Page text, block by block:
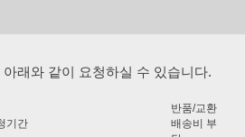
래와 같이 요청하실 수 있습니다.
기간
반품/교환
배송비 부